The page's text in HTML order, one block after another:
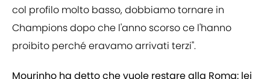
col profilo molto basso, dobbiamo tornare in
Champions dopo che l'anno scorso ce l'hanno
proibito perché eravamo arrivati terzi".
Mourinho ha detto che vuole restare alla Roma: lei